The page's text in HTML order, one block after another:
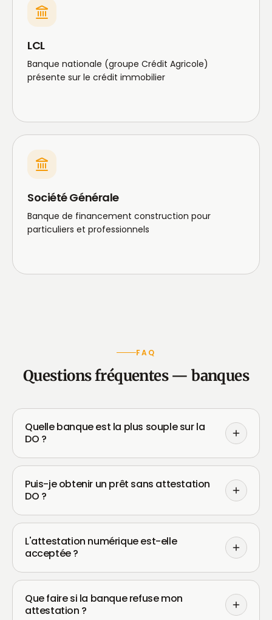
LCL
Banque nationale (groupe Crédit Agricole)
présente sur le crédit immobilier
Société Générale
Banque de financement construction pour
particuliers et professionnels
FAQ
Questions fréquentes — banques
Quelle banque est la plus souple sur la
DO ?
Puis-je obtenir un prêt sans attestation
DO ?
L'attestation numérique est-elle
acceptée ?
Que faire si la banque refuse mon
attestation ?